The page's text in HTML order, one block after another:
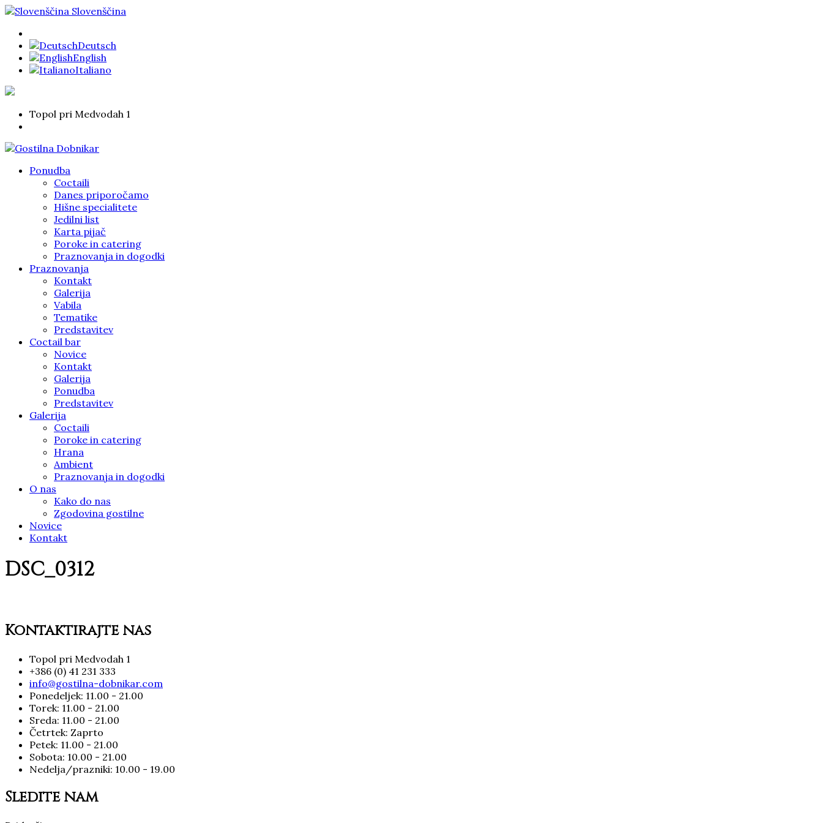
Slovenščina
Deutsch
English
Italiano
Topol pri Medvodah 1
Ponudba
Coctaili
Danes priporočamo
Hišne specialitete
Jedilni list
Karta pijač
Poroke in catering
Praznovanja in dogodki
Praznovanja
Kontakt
Galerija
Vabila
Tematike
Predstavitev
Coctail bar
Novice
Kontakt
Galerija
Ponudba
Predstavitev
Galerija
Coctaili
Poroke in catering
Hrana
Ambient
Praznovanja in dogodki
O nas
Kako do nas
Zgodovina gostilne
Novice
Kontakt
DSC_0312
Kontaktirajte nas
Topol pri Medvodah 1
+386 (0) 41 231 333
info@gostilna-dobnikar.com
Ponedeljek: 11.00 - 21.00
Torek: 11.00 - 21.00
Sreda: 11.00 - 21.00
Četrtek: Zaprto
Petek: 11.00 - 21.00
Sobota: 10.00 - 21.00
Nedelja/prazniki: 10.00 - 19.00
Sledite nam